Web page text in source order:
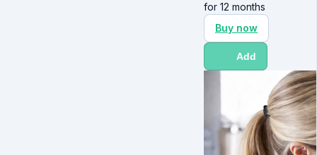
for 12 months
Buy now
Add